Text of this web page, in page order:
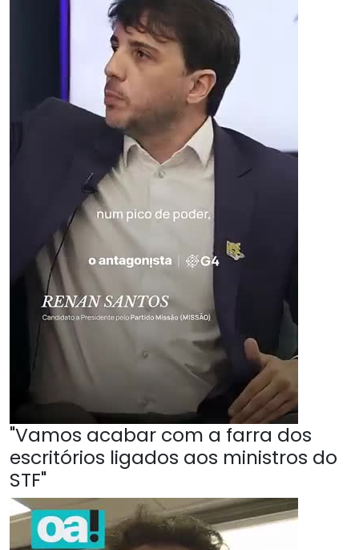
"Vamos acabar com a farra dos
escritórios ligados aos ministros do
STF"